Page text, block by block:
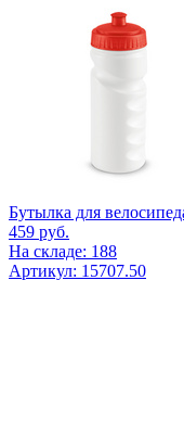
Бутылка для
459 руб.
На складе: 188
Артикул: 15707.50